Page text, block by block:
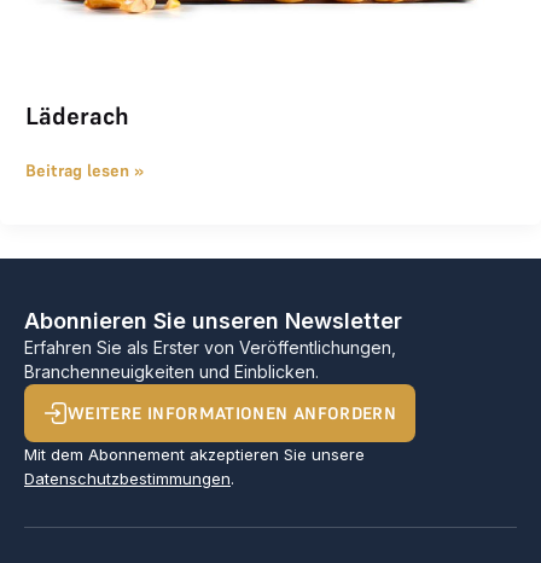
Läderach
Beitrag lesen »
Abonnieren Sie unseren Newsletter
Erfahren Sie als Erster von Veröffentlichungen,
Branchenneuigkeiten und Einblicken.
WEITERE INFORMATIONEN ANFORDERN
Mit dem Abonnement akzeptieren Sie unsere
Datenschutzbestimmungen.